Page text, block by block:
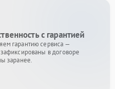
с гарантией
гарантию сервиса —
в договоре
заранее.